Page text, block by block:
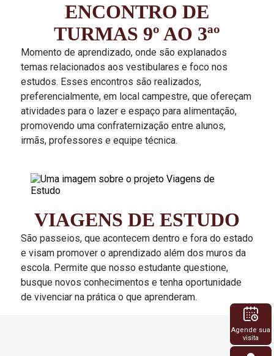
ENCONTRO DE
TURMAS 9º AO 3ªº
Momento de aprendizado, onde são explanados
temas relacionados aos vestibulares e foco nos
estudos. Esses encontros são realizados,
preferencialmente, em local campestre, que ofereçam
atividades para o lazer e espaço para alimentação,
promovendo uma confraternização entre alunos,
irmãs, professores e equipe técnica.
VIAGENS DE ESTUDO
São passeios, que acontecem dentro e fora do estado
e visam promover o aprendizado além dos muros da
escola. Permite que nosso estudante questione,
busque novos conhecimentos e tenha oportunidade
de vivenciar na prática o que aprenderam.
Agende sua
visita